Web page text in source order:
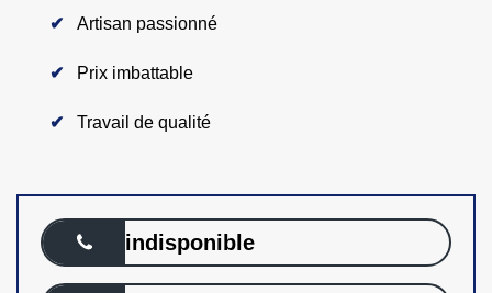
Artisan passionné
Prix imbattable
Travail de qualité
indisponible